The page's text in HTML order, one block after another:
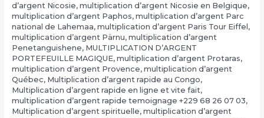
d’argent Nicosie, multiplication d’argent Nicosie en Belgique,
multiplication d’argent Paphos, multiplication d’argent Parc
national de Lahemaa, multiplication d’argent Paris Tour Eiffel,
multiplication d’argent Pärnu, multiplication d’argent
Penetanguishene, MULTIPLICATION D’ARGENT
PORTEFEUILLE MAGIQUE, multiplication d’argent Protaras,
multiplication d’argent Provence, multiplication d’argent
Québec, Multiplication d’argent rapide au Congo,
Multiplication d’argent rapide en ligne et vite fait,
multiplication d’argent rapide temoignage +229 68 26 07 03,
Multiplication d’argent spirituelle, multiplication d’argent